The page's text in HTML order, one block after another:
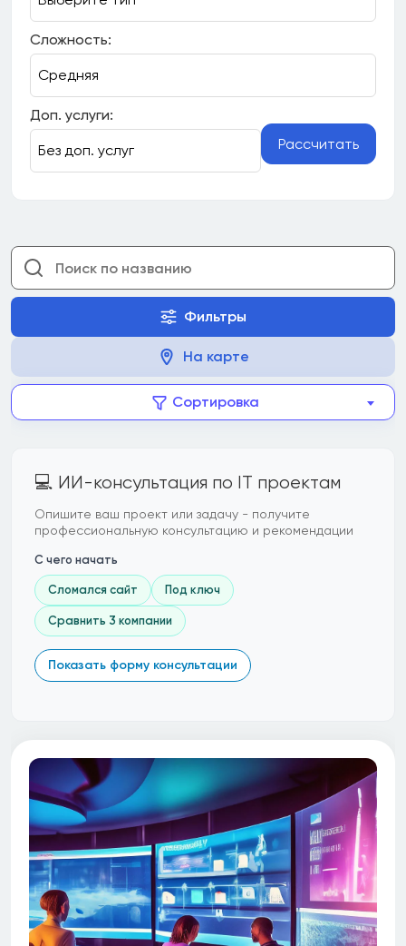
Сложность:
Доп. услуги:
Рассчитать
Фильтры
На карте
Сортировка
💻 ИИ-консультация по IT проектам
Опишите ваш проект или задачу - получите
профессиональную консультацию и рекомендации
С чего начать
Сломался сайт Под ключ
Сравнить 3 компании
Показать форму консультации